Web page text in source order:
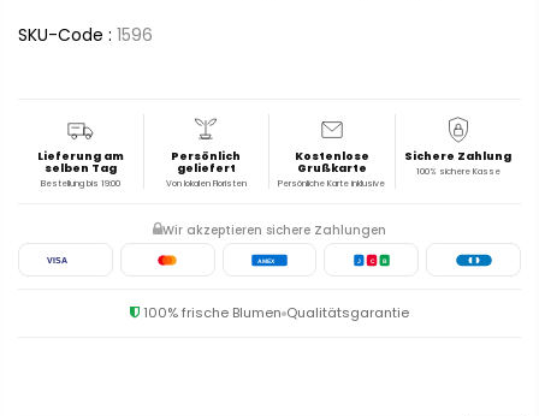
SKU-Code : 1596
Lieferung am
selben Tag
Bestellung bis 19:00
Persönlich
geliefert
Von lokalen Floristen
Kostenlose
Grußkarte
Persönliche Karte inklusive
Sichere Zahlung
100% sichere Kasse
Wir akzeptieren sichere Zahlungen
VISA AMEX J C B
100% frische Blumen Qualitätsgarantie